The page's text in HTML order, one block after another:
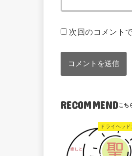
次回のコメント
RECOMMEND
ドライヘッド